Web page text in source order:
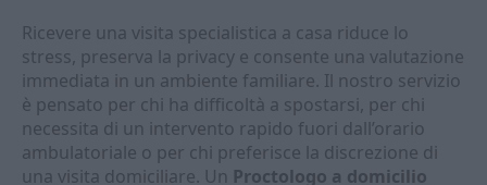
Ricevere una visita specialistica a casa riduce lo
stress, preserva la privacy e consente una valutazione
immediata in un ambiente familiare. Il nostro servizio
è pensato per chi ha difficoltà a spostarsi, per chi
necessita di un intervento rapido fuori dall’orario
ambulatoriale o per chi preferisce la discrezione di
una visita domiciliare. Un Proctologo a domicilio